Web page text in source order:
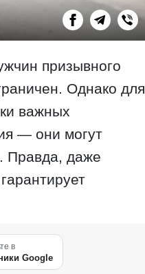
призывного
Однако для
важных
— они могут
Правда, даже
в
Google